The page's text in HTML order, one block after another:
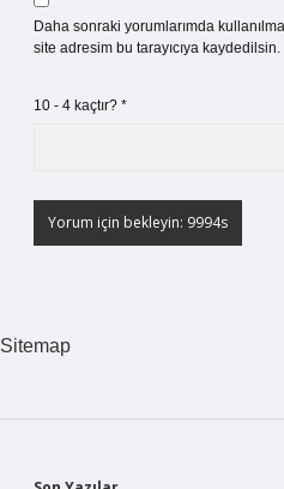
Daha sonraki yorumlarımda
site adresim bu tarayıcıya kaydedilsin.
10 - 4 kaçtır? *
Sitemap